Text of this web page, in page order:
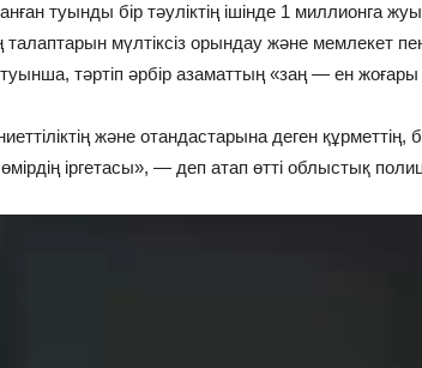
туынды бір тәуліктің ішінде 1 миллионга
талаптарын мүлтіксіз орындау және мемлекет
тәртіп әрбір азаматтың «заң — ен
және отандастарына деген құрметтің,
өмірдің іргетасы», — деп атап өтті облыстық